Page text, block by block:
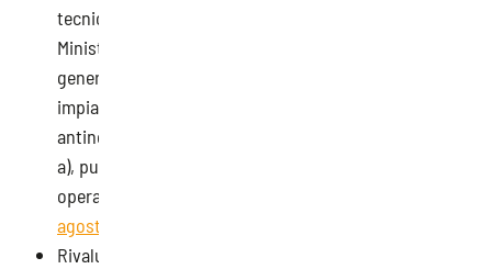
tecnici manutentori antincendio) all’art. 6 del Decreto
Ministeriale 1° settembre 2021, recante: “Criteri
generali per il controllo e la manutenzione degli
impianti, attrezzature ed altri sistemi di sicurezza
antincendio, ai sensi dell’articolo 46, comma 3, lettera
a), punto 3, del decreto legislativo 9 aprile 2008, n. 81”
operata dal
agosto 2023
Rivalutate, nella misura dell’15,9% e calcolato sugli